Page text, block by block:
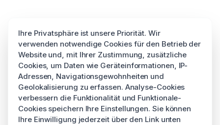
Ihre Privatsphäre ist unsere Priorität. Wir
verwenden notwendige Cookies für den Betrieb der
Website und, mit Ihrer Zustimmung, zusätzliche
Cookies, um Daten wie Geräteinformationen, IP-
Adressen, Navigationsgewohnheiten und
Geolokalisierung zu erfassen. Analyse-Cookies
verbessern die Funktionalität und Funktionale-
Cookies speichern Ihre Einstellungen. Sie können
Ihre Einwilligung jederzeit über den Link unten